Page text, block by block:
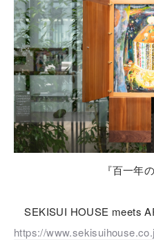
『百一年
SEKISUI HOUSE meets
https://